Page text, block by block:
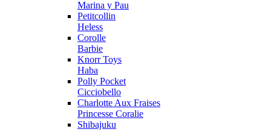
Marina y Pau
Petitcollin
Heless
Corolle
Barbie
Knorr Toys
Haba
Polly Pocket
Cicciobello
Charlotte Aux Fraises
Princesse Coralie
Shibajuku